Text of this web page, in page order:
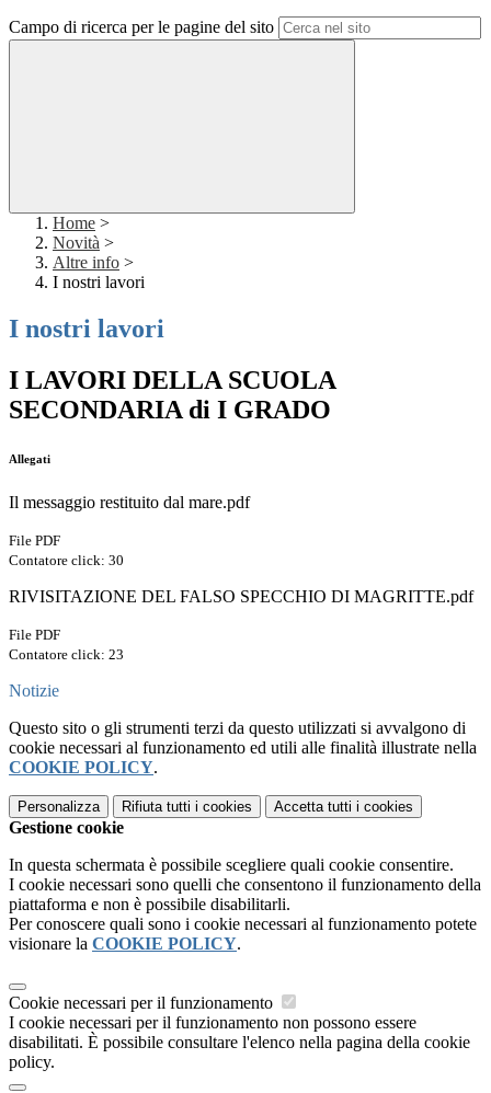
Campo di ricerca per le pagine del sito
Home >
Novità >
Altre info >
I nostri lavori
I nostri lavori
I LAVORI DELLA SCUOLA
SECONDARIA di I GRADO
Allegati
Il messaggio restituito dal mare.pdf
File PDF
Contatore click: 30
RIVISITAZIONE DEL FALSO SPECCHIO DI MAGRITTE.pdf
File PDF
Contatore click: 23
Notizie
Questo sito o gli strumenti terzi da questo utilizzati si avvalgono di
cookie necessari al funzionamento ed utili alle finalità illustrate nella
COOKIE POLICY.
Personalizza Rifiuta tutti i cookies Accetta tutti i cookies
Gestione cookie
In questa schermata è possibile scegliere quali cookie consentire.
I cookie necessari sono quelli che consentono il funzionamento della
piattaforma e non è possibile disabilitarli.
Per conoscere quali sono i cookie necessari al funzionamento potete
visionare la COOKIE POLICY.
Cookie necessari per il funzionamento
I cookie necessari per il funzionamento non possono essere
disabilitati. È possibile consultare l'elenco nella pagina della cookie
policy.